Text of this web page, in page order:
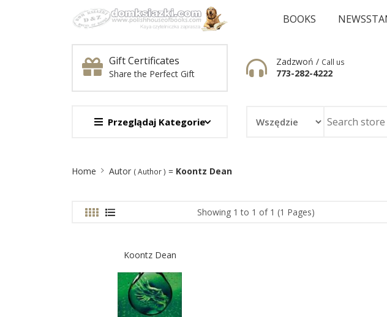
BOOKS
Gift Certificates
Share the Perfect Gift
Zadzwoń / Call us
773-282-4222
Przeglądaj Kategorie
Home Autor ( Author ) = Koontz Dean
Showing 1 to 1 of 1 (1 Pages)
Koontz Dean